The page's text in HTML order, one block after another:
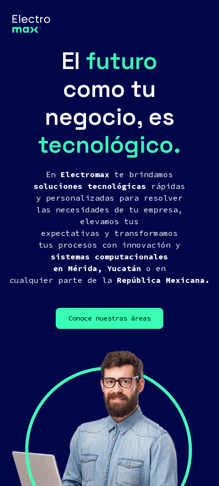
El futuro
como tu
negocio, es
tecnológico.
En Electromax te brindamos
soluciones tecnológicas rápidas
y personalizadas para resolver
las necesidades de tu empresa,
elevamos tus
expectativas y transformamos
tus procesos con innovación y
sistemas computacionales
en Mérida, Yucatán o en
cualquier parte de la República Mexicana.
Conoce nuestras áreas